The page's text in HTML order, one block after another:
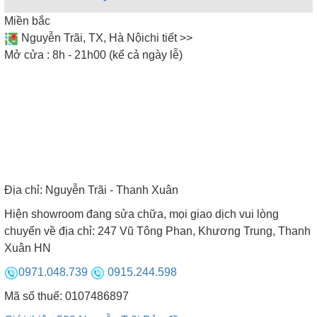
bếp. Nhìn chung, bếp từ 3 vùng nấu được ưa
chuộng hơn tại các căn hộ chung cư, biệt thự cao
cấp. Tương tự như mẫu bếp từ âm và bếp từ đôi,
Miền bắc
Nguyễn Trãi, TX, Hà Nộichi tiết >>
Mở cửa : 8h - 21h00 (kể cả ngày lễ)
Địa chỉ: Nguyễn Trãi - Thanh Xuân
Hiện showroom đang sửa chữa, mọi giao dịch vui lòng
chuyển về địa chỉ: 247 Vũ Tông Phan, Khương Trung, Thanh
Xuân HN
0971.048.739
0915.244.598
Mã số thuế: 0107486897